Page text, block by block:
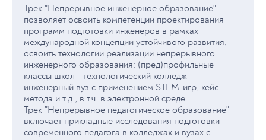
Трек "Непрерывное инженерное образование"
позволяет освоить компетенции проектирования
программ подготовки инженеров в рамках
международной концепции устойчивого развития,
освоить технологии реализации непрерывного
инженерного образования: (пред)профильные
классы школ - технологический колледж-
инженерный вуз с применением STEM-игр, кейс-
метода и т.д., в т.ч. в электронной среде
Трек "Непрерывное педагогическое образование"
включает прикладные исследования подготовки
современного педагога в колледжах и вузах с